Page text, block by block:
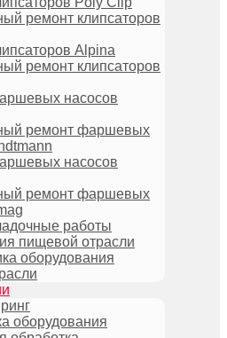
ремонт клипсаторов
Alpina
ремонт клипсаторов
насосов
ремонт фаршевых
насосов
ремонт фаршевых
работы
пищевой отрасли
оборудования
оборудования